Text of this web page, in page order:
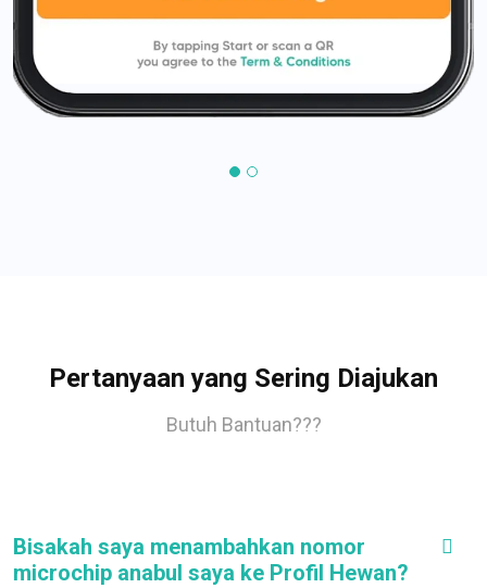
Pertanyaan yang Sering Diajukan
Butuh Bantuan???
Bisakah saya menambahkan nomor
microchip anabul saya ke Profil Hewan?